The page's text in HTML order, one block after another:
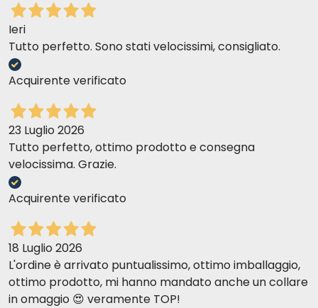
Ieri
Tutto perfetto. Sono stati velocissimi, consigliato.
Acquirente verificato
23 Luglio 2026
Tutto perfetto, ottimo prodotto e consegna
velocissima. Grazie.
Acquirente verificato
18 Luglio 2026
L'ordine è arrivato puntualissimo, ottimo imballaggio,
ottimo prodotto, mi hanno mandato anche un collare
in omaggio 😍 veramente TOP!